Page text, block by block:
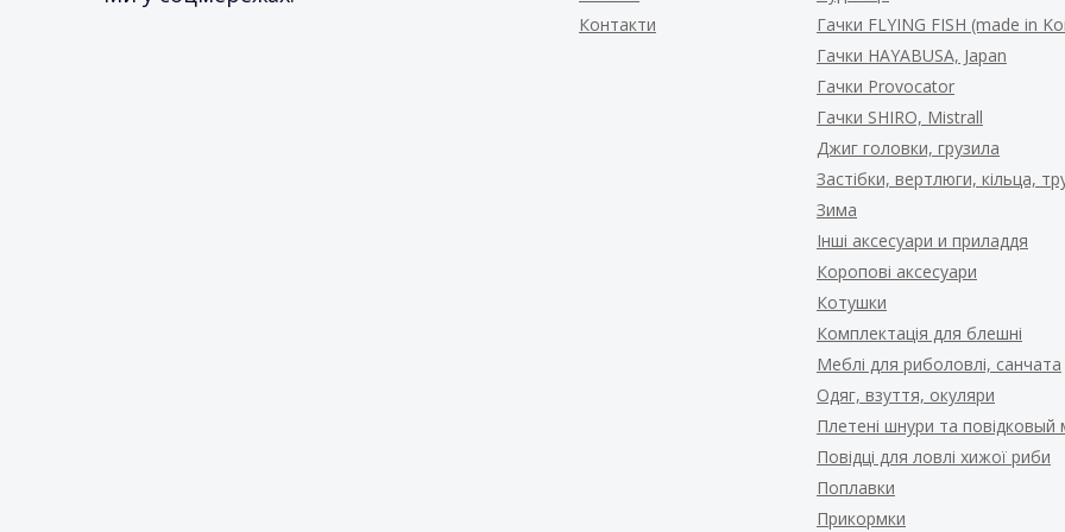
Контакти
Гачки FLYING FISH (made in
Гачки HAYABUSA, Japan
Гачки Provocator
Гачки SHIRO, Mistrall
Джиг головки, грузила
Застібки, вертлюги, кільца,
Зима
Інші аксесуари и приладдя
Коропові аксесуари
Котушки
Комплектація для блешні
Меблі для риболовлі, санчата
Одяг, взуття, окуляри
Плетені шнури та повідковый
Повідці для ловлі хижої риби
Поплавки
Прикормки